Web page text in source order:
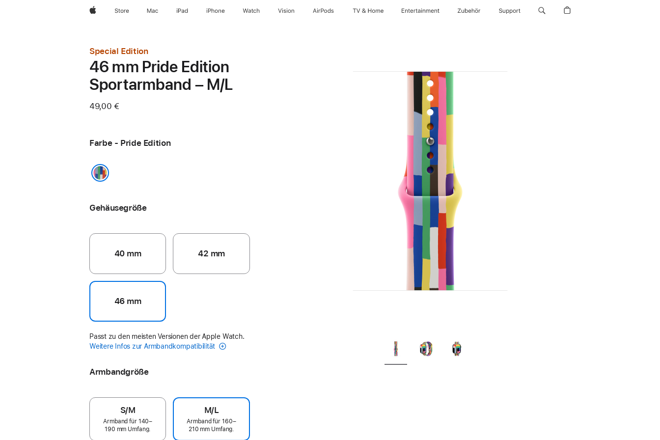
AppleStore Mac iPad iPhone Watch Vision AirPods TV & Home Entertainment Zubehör Support
Special Edition
46 mm Pride Edition
Sportarmband – M/L
49,00 €
Farbe - Pride Edition
Gehäusegröße
40 mm 42 mm
46 mm
Passt zu den meisten Versionen der Apple Watch.
Weitere Infos zur Armbandkompatibilität
Armbandgröße
S/M
Armband für 140–
190 mm Umfang.
M/L
Armband für 160–
210 mm Umfang.